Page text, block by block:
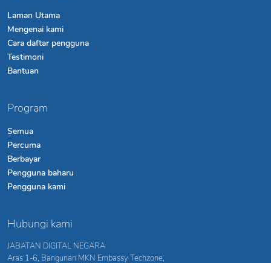
Laman Utama
Mengenai kami
Cara daftar pengguna
Testimoni
Bantuan
Program
Semua
Percuma
Berbayar
Pengguna baharu
Pengguna kami
Hubungi kami
JABATAN DIGITAL NEGARA
Aras 1-6, Bangunan MKN Embassy Techzone,